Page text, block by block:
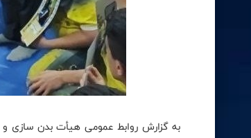
به گزارش روابط عمومی هیأت بدن سازی و